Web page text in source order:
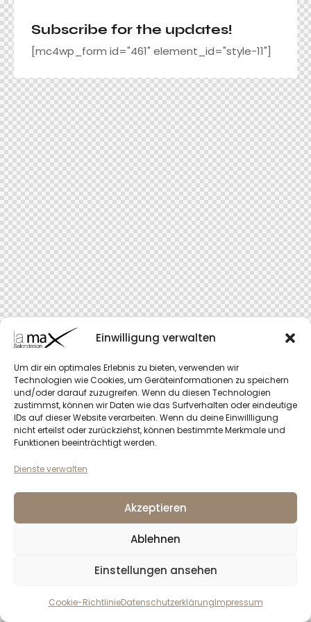
Einwilligung verwalten
Um dir ein optimales Erlebnis zu bieten, verwenden wir
Technologien wie Cookies, um Geräteinformationen zu speichern
und/oder darauf zuzugreifen. Wenn du diesen Technologien
zustimmst, können wir Daten wie das Surfverhalten oder eindeutige
IDs auf dieser Website verarbeiten. Wenn du deine Einwillligung
nicht erteilst oder zurückziehst, können bestimmte Merkmale und
Funktionen beeinträchtigt werden.
Dienste verwalten
Akzeptieren
Ablehnen
Einstellungen ansehen
Cookie-RichtlinieDatenschutzerklärungImpressum
Subscribe for the updates!
[mc4wp_form id="461" element_id="style-11"]